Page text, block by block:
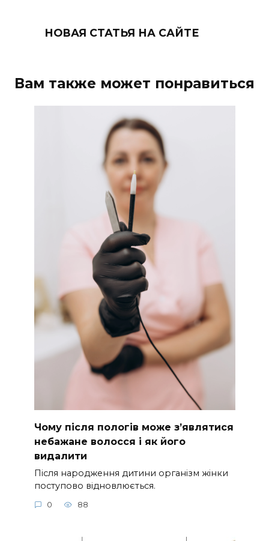
НОВАЯ СТАТЬЯ НА САЙТЕ
Вам также может понравиться
Чому після пологів може з’являтися
небажане волосся і як його
видалити
Після народження дитини організм жінки
поступово відновлюється.
0 88